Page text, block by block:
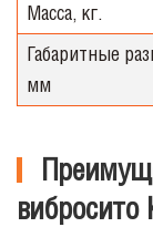
Масса, кг.
Габаритные
мм
вибросито